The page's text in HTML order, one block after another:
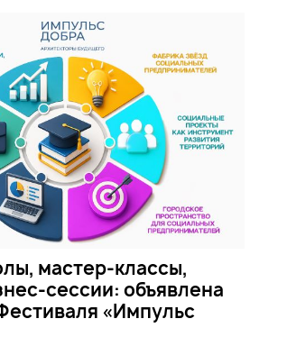
мастер-классы,
сессии: объявлена
«Импульс